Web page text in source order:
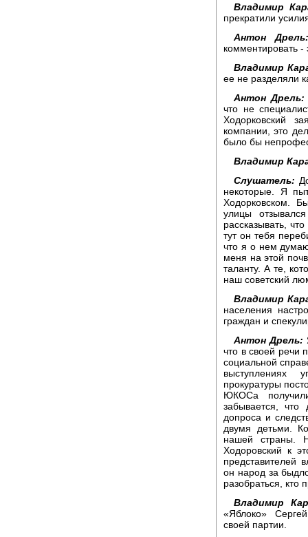
Владимир
прекратили
Антон
комментировать
Владимир
ее не разделяли
Антон Дрель:
что не
Ходорковский
компании, это
было бы
Владимир
Слушатель:
некоторые. Я
Ходорковском.
улицы
рассказывать,
тут он тебя
что я о нем
меня на этой
таланту. А те,
наш советский
Владимир
населения
граждан и
Антон Дрель:
что в своей речи
социальной
выступлениях
прокуратуры
ЮКОСа
забывается,
допроса и
двумя детьми.
нашей страны.
Ходоровский к
представителей
он народ за
разобраться, кто
Владимир
«Яблоко»
своей партии.